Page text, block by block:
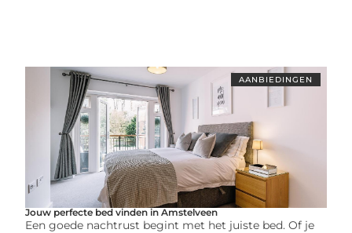
AANBIEDINGEN
Jouw perfecte bed vinden in Amstelveen
Een goede nachtrust begint met het juiste bed. Of je